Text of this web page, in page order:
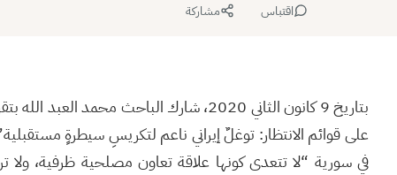
اقتباس مشاركة
بتاريخ 9 كانون الثاني 2020، شارك الباحث
على قوائم الانتظار: توغلٌ إيراني ناعم لتكريسِ سيطرةٍ
في سورية “لا تتعدى كونها علاقة تعاون مصلحية ظرفية، ولا